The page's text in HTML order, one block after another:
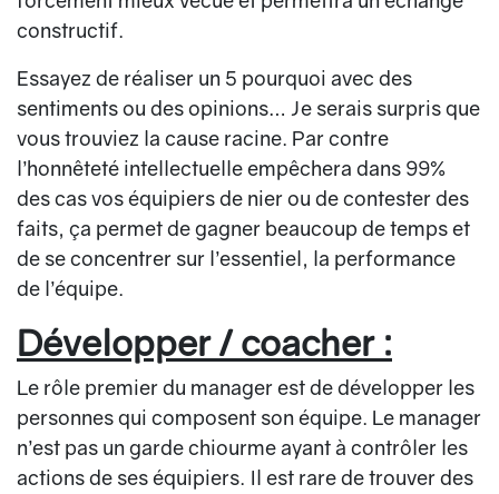
constructif.
Essayez de réaliser un 5 pourquoi avec des
sentiments ou des opinions… Je serais surpris que
vous trouviez la cause racine. Par contre
l’honnêteté intellectuelle empêchera dans 99%
des cas vos équipiers de nier ou de contester des
faits, ça permet de gagner beaucoup de temps et
de se concentrer sur l’essentiel, la performance
de l’équipe.
Développer / coacher :
Le rôle premier du manager est de développer les
personnes qui composent son équipe. Le manager
n’est pas un garde chiourme ayant à contrôler les
actions de ses équipiers. Il est rare de trouver des